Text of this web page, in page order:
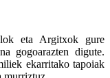
eta Argitxok gure
gogoarazten digute.
ekarritako tapoiak